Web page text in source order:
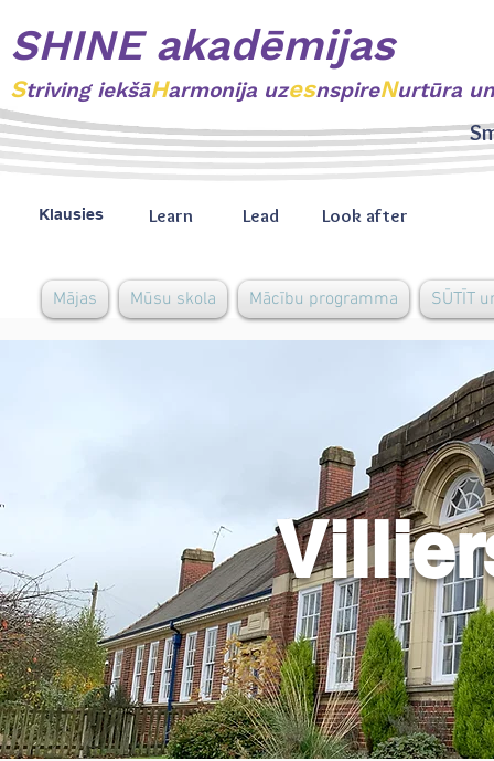
SHINE akadēmijas
Striving iekšāHarmonija uzesnspireNurtūra un
Klausies Learn Lead Look after
Mājas Mūsu skola Mācību programma SŪTĪT
Attālā